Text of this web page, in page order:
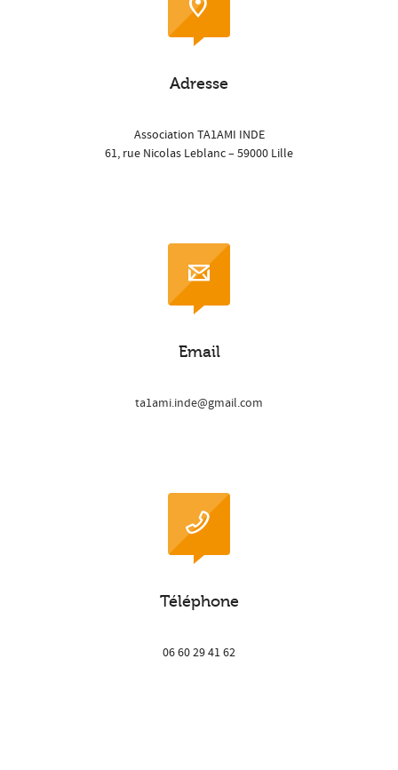
Adresse
Association TA1AMI INDE
61, rue Nicolas Leblanc – 59000 Lille
Email
ta1ami.inde@gmail.com
Téléphone
06 60 29 41 62